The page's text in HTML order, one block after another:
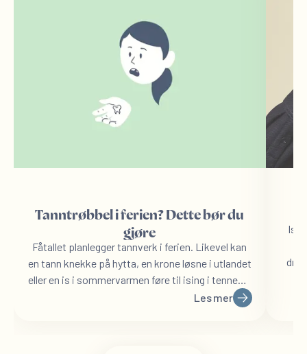
Tanntrøbbel i ferien? Dette bør du
gjøre
Fåtallet planlegger tannverk i ferien. Likevel kan
en tann knekke på hytta, en krone løsne i utlandet
eller en is i sommervarmen føre til ising i tennene.
Her får du råd om hva du kan gjøre dersom noen
Les mer